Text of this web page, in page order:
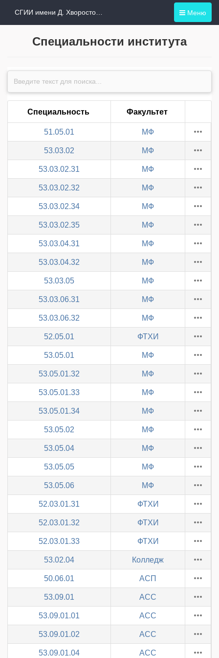
Меню
Специальности института
Специальность Факультет
51.05.01 МФ
53.03.02 МФ
53.03.02.31 МФ
53.03.02.32 МФ
53.03.02.34 МФ
53.03.02.35 МФ
53.03.04.31 МФ
53.03.04.32 МФ
53.03.05 МФ
53.03.06.31 МФ
53.03.06.32 МФ
52.05.01 ФТХИ
53.05.01 МФ
53.05.01.32 МФ
53.05.01.33 МФ
53.05.01.34 МФ
53.05.02 МФ
53.05.04 МФ
53.05.05 МФ
53.05.06 МФ
52.03.01.31 ФТХИ
52.03.01.32 ФТХИ
52.03.01.33 ФТХИ
53.02.04 Колледж
50.06.01 АСП
53.09.01 АСС
53.09.01.01 АСС
53.09.01.02 АСС
53.09.01.04 АСС